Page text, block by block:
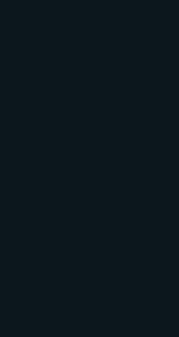
1 a CMNI.
den Anträgen
Partei an und
Ablegemanöver
Führung des
das Anlegen, sei
Soweit die
sei, umfasse
die durch eben
Leichterung des
die Schute
wegen
sei nicht nur